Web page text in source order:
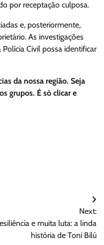
por receptação culposa.
e, posteriormente,
As investigações
Civil possa identificar
da nossa região. Seja
grupos. É só clicar e
Next:
e muita luta: a linda
história de Toni Bilú